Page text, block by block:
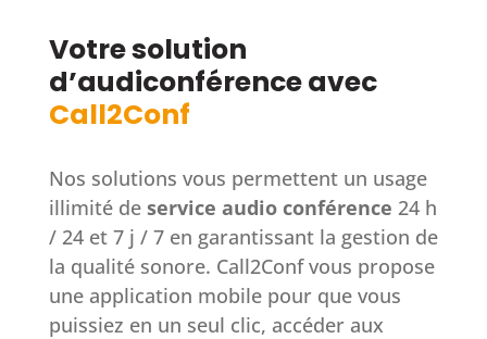
Votre solution
d’audiconférence avec
Call2Conf
Nos solutions vous permettent un usage
illimité de service audio conférence 24 h
/ 24 et 7 j / 7 en garantissant la gestion de
la qualité sonore. Call2Conf vous propose
une application mobile pour que vous
puissiez en un seul clic, accéder aux